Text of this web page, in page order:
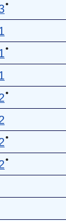
●
●
●
●
●